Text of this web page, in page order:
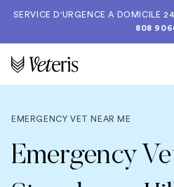
SERVICE D'URGENCE A DOMICILE
808
EMERGENCY VET NEAR ME
Emergency